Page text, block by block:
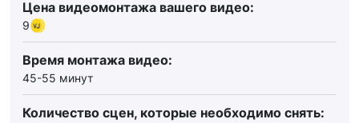
Цена видеомонтажа вашего видео:
9
Время монтажа видео:
45-55 минут
Количество сцен, которые необходимо снять: